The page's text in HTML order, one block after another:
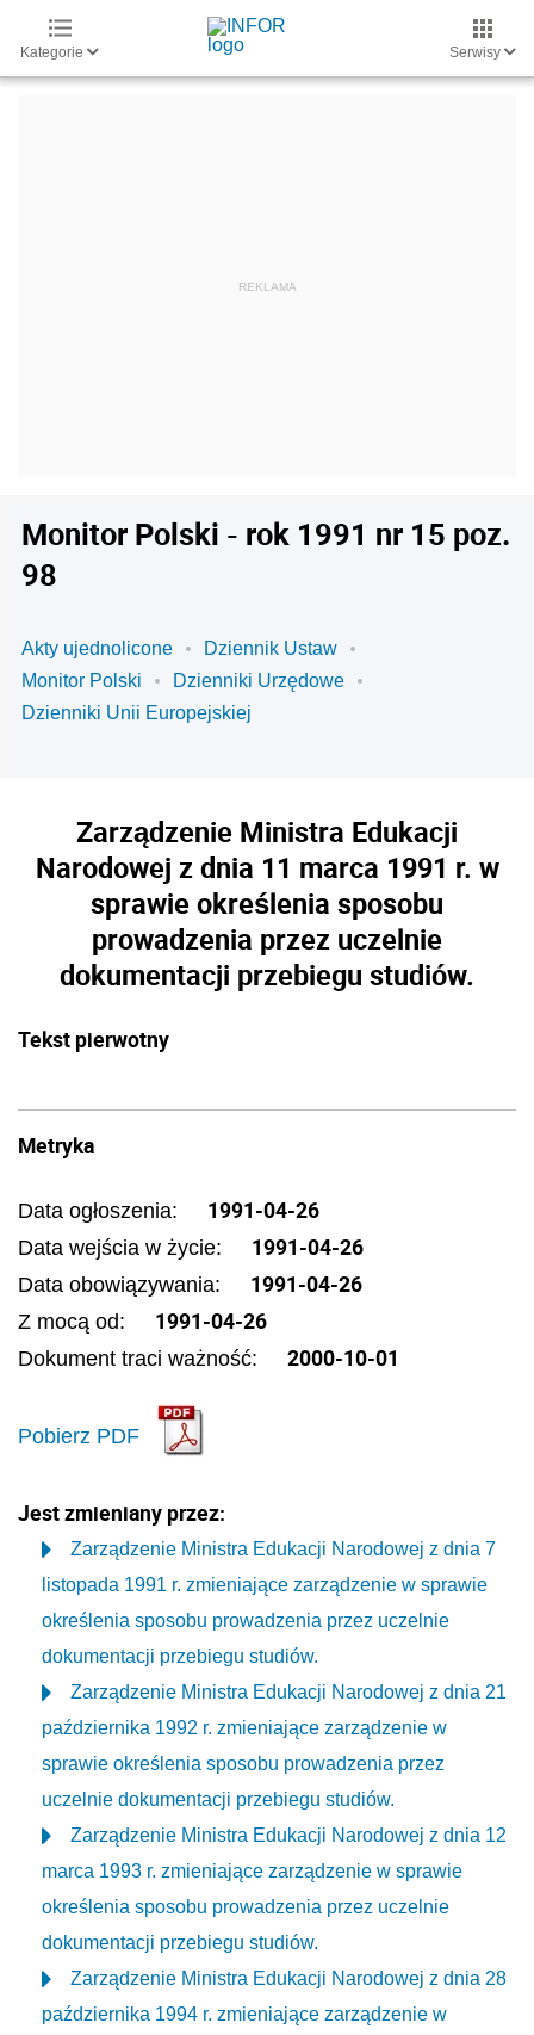
Kategorie Serwisy
Monitor Polski - rok 1991 nr 15 poz.
98
Akty ujednolicone
Dziennik Ustaw
Monitor Polski
Dzienniki Urzędowe
Dzienniki Unii Europejskiej
Zarządzenie Ministra Edukacji
Narodowej z dnia 11 marca 1991 r. w
sprawie określenia sposobu
prowadzenia przez uczelnie
dokumentacji przebiegu studiów.
Tekst pierwotny
Metryka
Data ogłoszenia: 1991-04-26
Data wejścia w życie: 1991-04-26
Data obowiązywania: 1991-04-26
Z mocą od: 1991-04-26
Dokument traci ważność: 2000-10-01
Pobierz PDF
Jest zmieniany przez:
Zarządzenie Ministra Edukacji Narodowej z dnia 7
listopada 1991 r. zmieniające zarządzenie w sprawie
określenia sposobu prowadzenia przez uczelnie
dokumentacji przebiegu studiów.
Zarządzenie Ministra Edukacji Narodowej z dnia 21
października 1992 r. zmieniające zarządzenie w
sprawie określenia sposobu prowadzenia przez
uczelnie dokumentacji przebiegu studiów.
Zarządzenie Ministra Edukacji Narodowej z dnia 12
marca 1993 r. zmieniające zarządzenie w sprawie
określenia sposobu prowadzenia przez uczelnie
dokumentacji przebiegu studiów.
Zarządzenie Ministra Edukacji Narodowej z dnia 28
października 1994 r. zmieniające zarządzenie w